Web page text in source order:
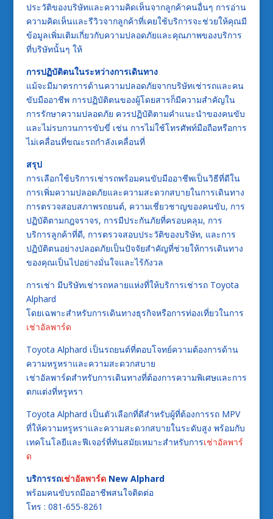
ประวัติของบริษัทและความคิดเห็นจากลูกค้าคนอื่นๆ การอ่าน
ความคิดเห็นและรีวิวจากลูกค้าที่เคยใช้บริการจะช่วยให้คุณมี
ข้อมูลเพิ่มเติมเกี่ยวกับความปลอดภัยและคุณภาพของบริการ
ที่บริษัทนั้นๆ ให้
การปฏิบัติตนในระหว่างการเดินทาง
แม้จะมีมาตรการด้านความปลอดภัยจากบริษัทเช่ารถและคน
ขับมืออาชีพ การปฏิบัติตนของผู้โดยสารก็มีความสำคัญใน
การรักษาความปลอดภัย ควรปฏิบัติตามคำแนะนำของคนขับ
และไม่รบกวนการขับขี่ เช่น การไม่ใช้โทรศัพท์มือถือหรือการ
ไม่เคลื่อนที่ขณะรถกำลังเคลื่อนที่
สรุป
การเลือกใช้บริการเช่ารถพร้อมคนขับมืออาชีพเป็นวิธีที่ดีใน
การเพิ่มความปลอดภัยและความสะดวกสบายในการเดินทาง
การตรวจสอบสภาพรถยนต์, ความเชี่ยวชาญของคนขับ, การ
ปฏิบัติตามกฎจราจร, การมีประกันภัยที่ครอบคลุม, การ
บริการลูกค้าที่ดี, การตรวจสอบประวัติของบริษัท, และการ
ปฏิบัติตนอย่างปลอดภัยเป็นปัจจัยสำคัญที่ช่วยให้การเดินทาง
ของคุณเป็นไปอย่างมั่นใจและไร้กังวล
การเช่า มีบริษัทเช่ารถหลายแห่งที่ให้บริการเช่ารถ Toyota
Alphard
โดยเฉพาะสำหรับการเดินทางธุรกิจหรือการท่องเที่ยวในการ
เช่าอัลพาร์ด
Toyota Alphard เป็นรถยนต์ที่ตอบโจทย์ความต้องการด้าน
ความหรูหราและความสะดวกสบาย
เช่าอัลพาร์ดสำหรับการเดินทางที่ต้องการความพิเศษและการ
ตกแต่งที่หรูหรา
Toyota Alphard เป็นตัวเลือกที่ดีสำหรับผู้ที่ต้องการรถ MPV
ที่ให้ความหรูหราและความสะดวกสบายในระดับสูง พร้อมกับ
เทคโนโลยีและฟีเจอร์ที่ทันสมัยเหมาะสำหรับการเช่าอัลพาร์
ด
บริการรถเช่าอัลพาร์ดNew Alphard
พร้อมคนขับรถมืออาชีพสนใจติดต่อ
โทร : 081-655-8261